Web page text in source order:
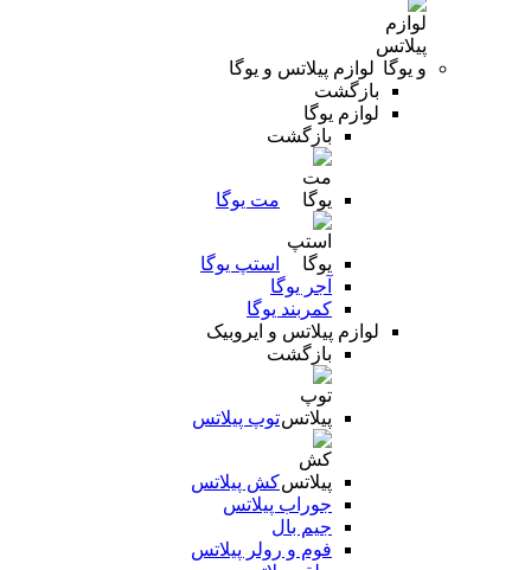
لوازم پیلاتس و یوگا
بازگشت
لوازم یوگا
بازگشت
مت یوگا
استپ یوگا
آجر یوگا
کمربند یوگا
لوازم پیلاتس و ایروبیک
بازگشت
توپ پیلاتس
کش پیلاتس
جوراب پیلاتس
جیم بال
فوم و رولر پیلاتس